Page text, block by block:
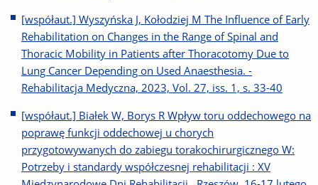
[współaut.] Wyszyńska J, Kołodziej M The Influence of Early
Rehabilitation on Changes in the Range of Spinal and
Thoracic Mobility in Patients after Thoracotomy Due to
Lung Cancer Depending on Used Anaesthesia. -
Rehabilitacja Medyczna, 2023, Vol. 27, iss. 1, s. 33-40
[współaut.] Białek W, Borys R Wpływ toru oddechowego na
poprawę funkcji oddechowej u chorych
przygotowywanych do zabiegu torakochirurgicznego W:
Potrzeby i standardy współczesnej rehabilitacji : XV